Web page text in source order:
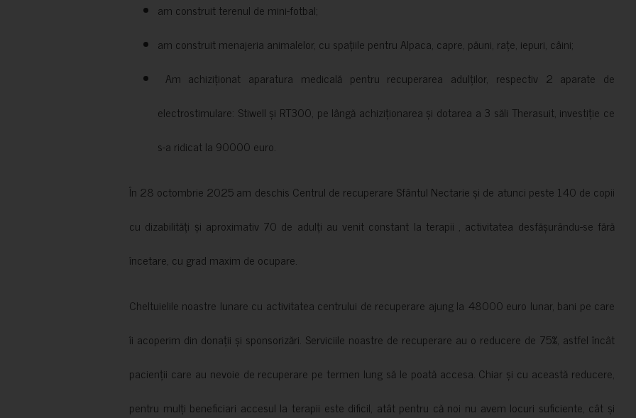
am construit terenul de mini-fotbal;
am construit menajeria animalelor, cu spațiile pentru Alpaca, capre, păuni, rațe, iepuri, câini;
Am achiziționat aparatura medicală pentru recuperarea adulților, respectiv 2 aparate de
electrostimulare: Stiwell și RT300, pe lângă achiziționarea și dotarea a 3 săli Therasuit, investiție ce
s-a ridicat la 90000 euro.
În 28 octombrie 2025 am deschis Centrul de recuperare Sfântul Nectarie și de atunci peste 140 de copii
cu dizabilități și aproximativ 70 de adulți au venit constant la terapii , activitatea desfășurându-se fără
încetare, cu grad maxim de ocupare.
Cheltuielile noastre lunare cu activitatea centrului de recuperare ajung la 48000 euro lunar, bani pe care
îi acoperim din donații și sponsorizări. Serviciile noastre de recuperare au o reducere de 75%, astfel încât
pacienții care au nevoie de recuperare pe termen lung să le poată accesa. Chiar și cu această reducere,
pentru mulți beneficiari accesul la terapii este dificil, atât pentru că noi nu avem locuri suficiente, cât și